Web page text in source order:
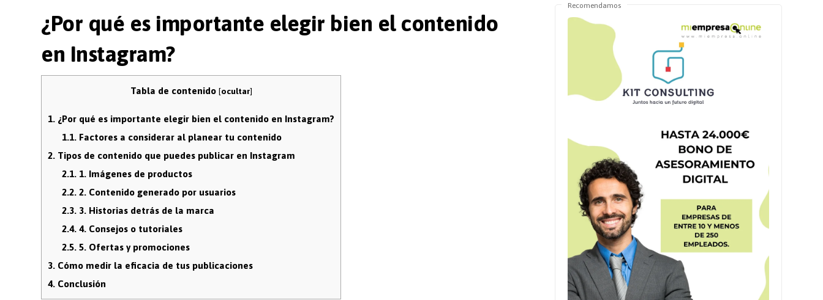
¿Por qué es importante elegir bien el contenido
en Instagram?
Tabla de contenido [ocultar]
1. ¿Por qué es importante elegir bien el contenido en Instagram?
1.1. Factores a considerar al planear tu contenido
2. Tipos de contenido que puedes publicar en Instagram
2.1. 1. Imágenes de productos
2.2. 2. Contenido generado por usuarios
2.3. 3. Historias detrás de la marca
2.4. 4. Consejos o tutoriales
2.5. 5. Ofertas y promociones
3. Cómo medir la eficacia de tus publicaciones
4. Conclusión
Recomendamos